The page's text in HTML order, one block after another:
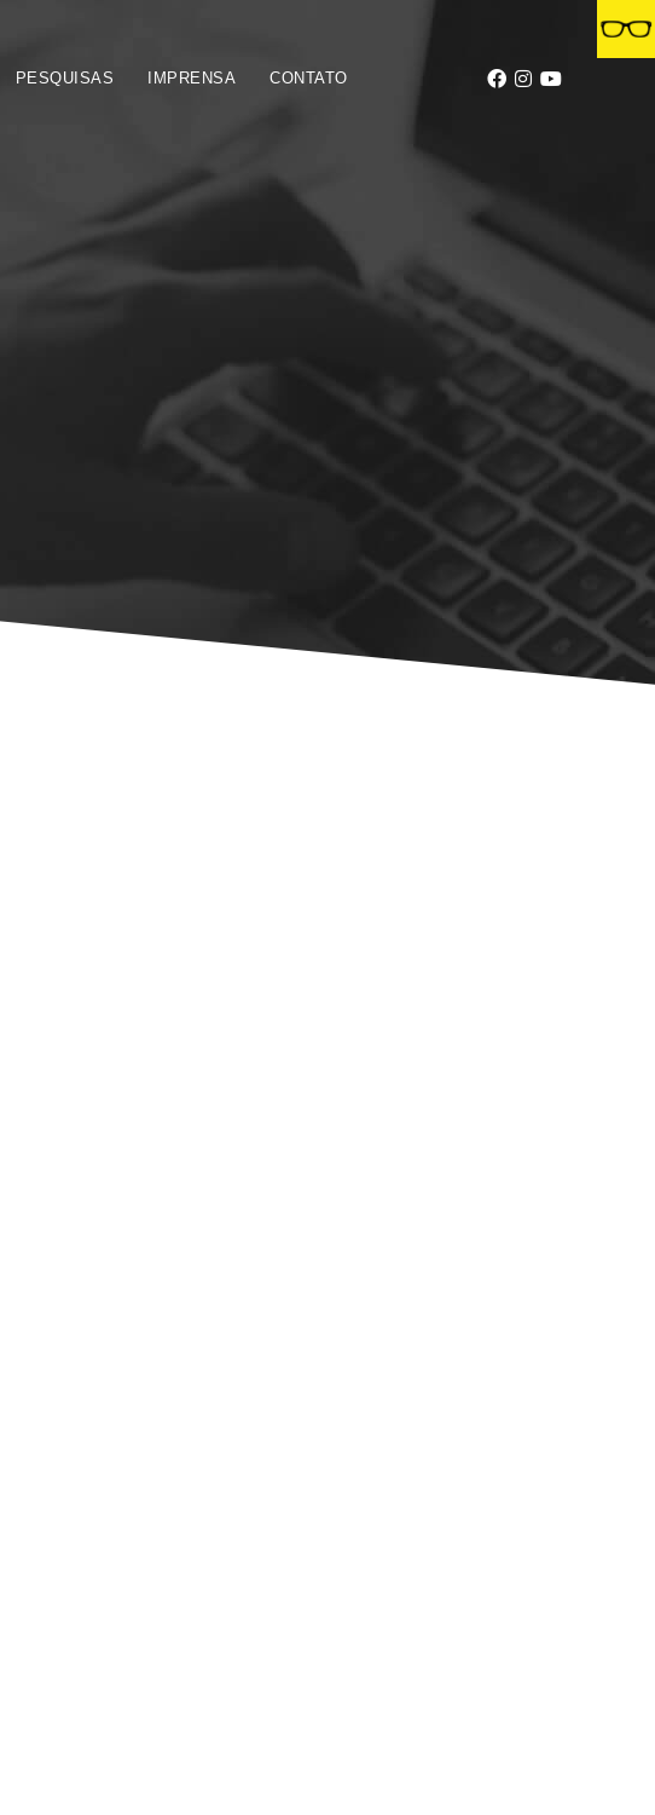
PESQUISAS IMPRENSA CONTATO